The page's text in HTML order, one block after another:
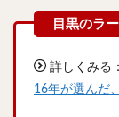
詳しくみる：
16年が選んだ